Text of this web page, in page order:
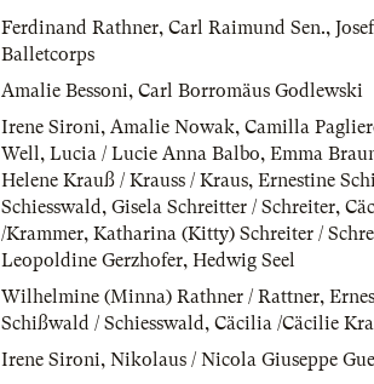
Ferdinand Rathner, Carl Raimund Sen.,
Balletcorps
Amalie Bessoni, Carl Borromäus Godlewski
Irene Sironi, Amalie Nowak, Camilla
Well, Lucia / Lucie Anna Balbo, Emma
Helene Krauß / Krauss / Kraus, Ernestine
Schiesswald, Gisela Schreitter / Schreiter,
/Krammer, Katharina (Kitty) Schreiter /
Leopoldine Gerzhofer, Hedwig Seel
Wilhelmine (Minna) Rathner / Rattner,
Schißwald / Schiesswald, Cäcilia /Cäcilie
Irene Sironi, Nikolaus / Nicola Giuseppe